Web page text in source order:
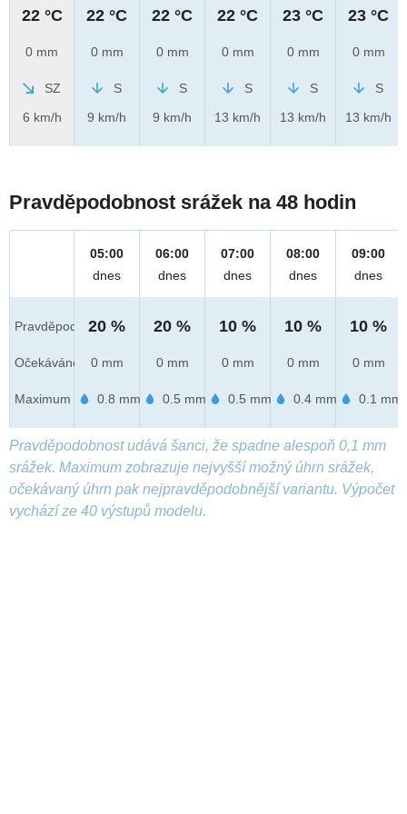
22 °C
0 mm
SZ
6 km/h
22 °C
0 mm
S
9 km/h
22 °C
0 mm
S
9 km/h
22 °C
0 mm
S
13 km/h
23 °C
0 mm
S
13 km/h
23 °C
0 mm
S
13 km/h
Pravděpodobnost srážek na 48 hodin
Pravděpod.
Očekáváno
Maximum
05:00
dnes
20 %
0 mm
0.8 mm
06:00
dnes
20 %
0 mm
0.5 mm
07:00
dnes
10 %
0 mm
0.5 mm
08:00
dnes
10 %
0 mm
0.4 mm
09:00
dnes
10 %
0 mm
0.1 mm
Pravděpodobnost udává šanci, že spadne alespoň 0,1 mm
srážek. Maximum zobrazuje nejvyšší možný úhrn srážek,
očekávaný úhrn pak nejpravděpodobnější variantu. Výpočet
vychází ze 40 výstupů modelu.